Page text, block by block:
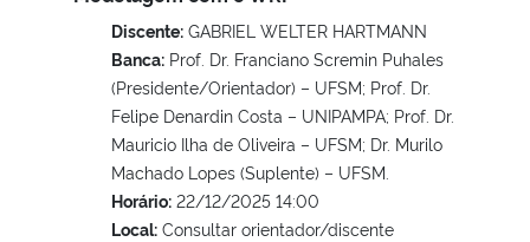
Discente: GABRIEL WELTER HARTMANN
Banca: Prof. Dr. Franciano Scremin Puhales
(Presidente/Orientador) – UFSM; Prof. Dr.
Felipe Denardin Costa – UNIPAMPA; Prof. Dr.
Mauricio Ilha de Oliveira – UFSM; Dr. Murilo
Machado Lopes (Suplente) – UFSM.
Horário: 22/12/2025 14:00
Local: Consultar orientador/discente